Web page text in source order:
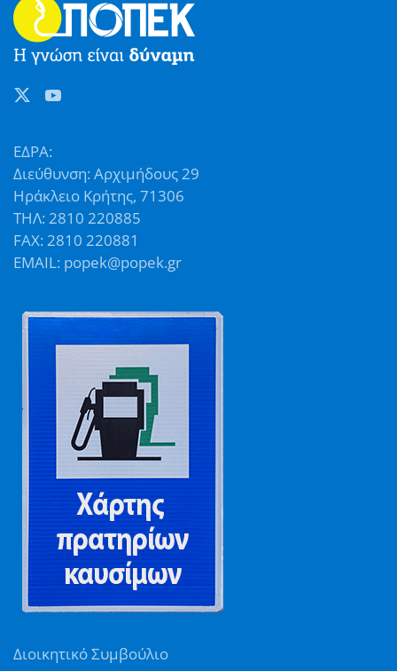
ΕΔΡΑ:
Διεύθυνση: Αρχιμήδους 29
Ηράκλειο Κρήτης, 71306
ΤΗΛ: 2810 220885
FAX: 2810 220881
EMAIL: popek@popek.gr
Διοικητικό Συμβούλιο